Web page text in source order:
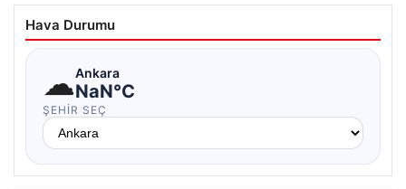
Hava Durumu
☁Ankara
NaN°C
ŞEHIR SEÇ